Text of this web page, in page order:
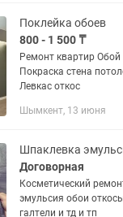
Поклейка обоев
800 - 1 500 ₸
Ремонт квартир Обой жабыстыру
Покраска стена потолок Тв
Левкас откос
Шымкент, 13 июня
Договорная
Косметический
эмульсия обои
галтели и тд и тп